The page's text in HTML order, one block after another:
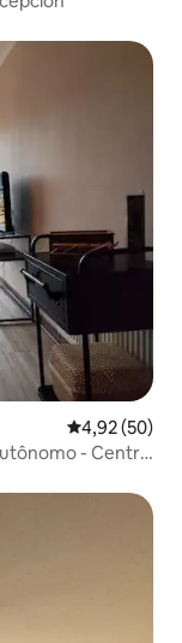
4,92 de uma
4,92 (50)
- Centro